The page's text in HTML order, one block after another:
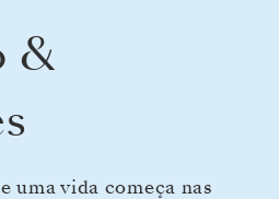
&
uma vida começa nas